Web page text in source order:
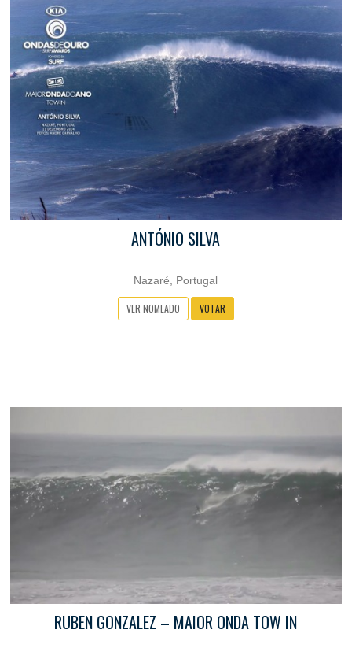
ANTÓNIO SILVA
Nazaré, Portugal
VER NOMEADO VOTAR
RUBEN GONZALEZ – MAIOR ONDA TOW IN